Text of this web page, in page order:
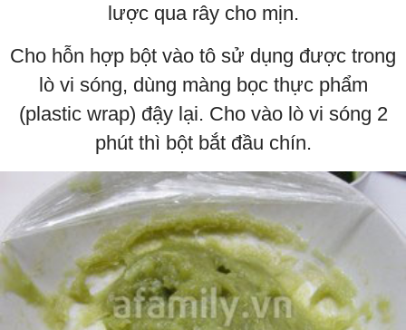
lược qua rây cho mịn.
Cho hỗn hợp bột vào tô sử dụng được trong
lò vi sóng, dùng màng bọc thực phẩm
(plastic wrap) đậy lại. Cho vào lò vi sóng 2
phút thì bột bắt đầu chín.